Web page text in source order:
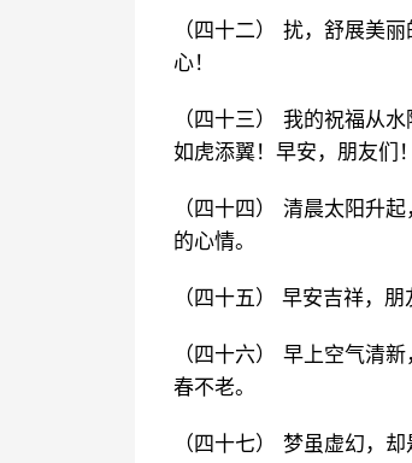
（四十二） 扰，舒展美
心！
（四十三） 我的祝福从
如虎添翼！早安，朋友们！
（四十四） 清晨太阳升
的心情。
（四十五） 早安吉祥，
（四十六） 早上空气清
春不老。
（四十七） 梦虽虚幻，